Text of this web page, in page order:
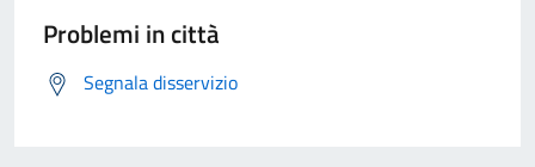
Problemi in città
Segnala disservizio